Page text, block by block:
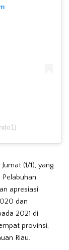
(1/1), yang
apresiasi
dan
2021 di
provinsi,
Riau.